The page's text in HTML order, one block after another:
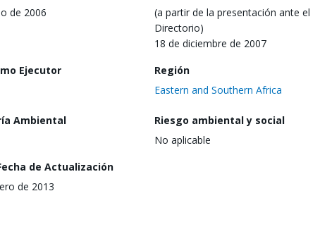
de 2006
(a partir de la presentación ante el
Directorio)
18 de diciembre de 2007
Ejecutor
Región
Eastern and Southern Africa
Ambiental
Riesgo ambiental y social
No aplicable
de Actualización
de 2013